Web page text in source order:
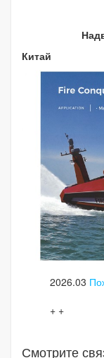
Китай
2026.03
+ +
Смотрите